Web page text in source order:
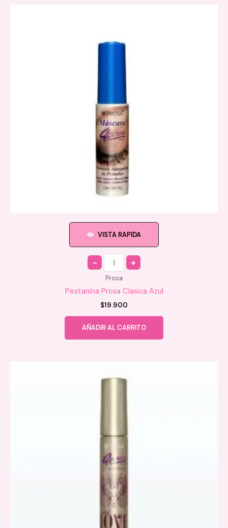
VISTA RAPIDA
Quantity
Prosa
Pestanina Prosa Clasica Azul
$19.900
AÑADIR AL CARRITO